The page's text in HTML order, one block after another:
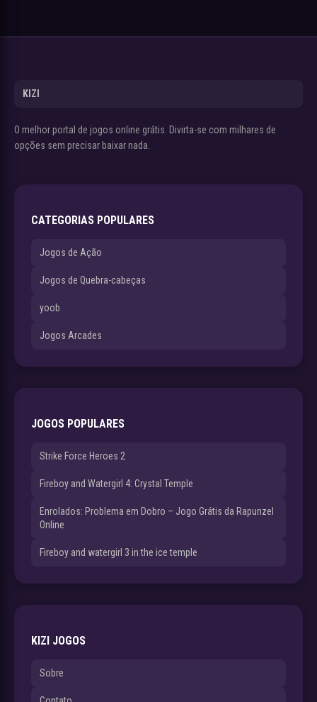
KIZI
O melhor portal de jogos online grátis. Divirta-se com milhares de
opções sem precisar baixar nada.
CATEGORIAS POPULARES
Jogos de Ação
Jogos de Quebra-cabeças
yoob
Jogos Arcades
JOGOS POPULARES
Strike Force Heroes 2
Fireboy and Watergirl 4: Crystal Temple
Enrolados: Problema em Dobro – Jogo Grátis da Rapunzel
Online
Fireboy and watergirl 3 in the ice temple
KIZI JOGOS
Sobre